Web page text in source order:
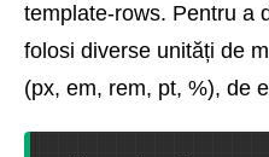
template-rows. Pentru a
folosi diverse unități de
(px, em, rem, pt, %), de